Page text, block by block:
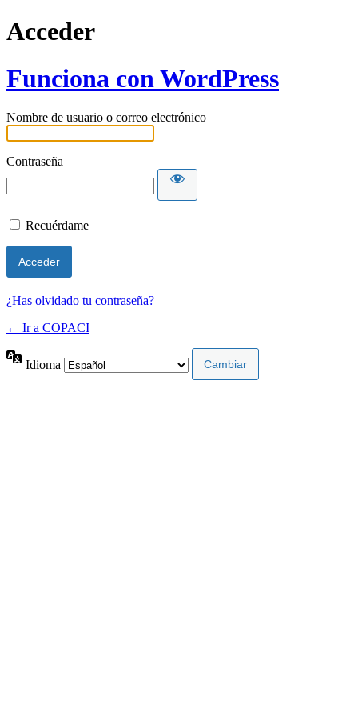
Acceder
Funciona con WordPress
Nombre de usuario o correo electrónico
Contraseña
Recuérdame
¿Has olvidado tu contraseña?
← Ir a COPACI
Idioma